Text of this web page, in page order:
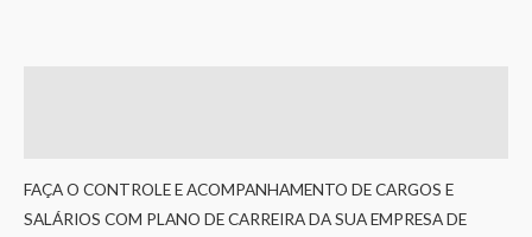
FAÇA O CONTROLE E ACOMPANHAMENTO DE CARGOS E
SALÁRIOS COM PLANO DE CARREIRA DA SUA EMPRESA DE